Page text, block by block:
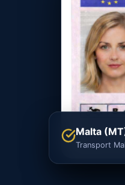
Malta
Transport